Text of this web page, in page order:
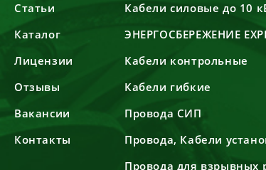
Статьи
Каталог
Лицензии
Отзывы
Вакансии
Контакты
Кабели силовые до 10
ЭНЕРГОСБЕРЕЖЕНИЕ
Кабели контрольные
Кабели гибкие
Провода СИП
Провода, Кабели
Провода для взрывных